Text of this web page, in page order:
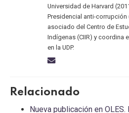
Universidad de Harvard
Presidencial anti-
asociado del Centro de
Indígenas (CIIR) y coordina
en la UDP.
Relacionado
Nueva publicación en